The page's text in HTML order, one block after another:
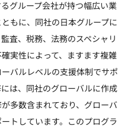
グループ会社が持つ幅広い業
もに、同社の日本グループに
査、税務、法務のスペシャリ
実性によって、ますます複雑
バルレベルの支援体制でサポ
は、同社のグローバルに作成
多数含まれており、グローバ
トしています。このプログラ